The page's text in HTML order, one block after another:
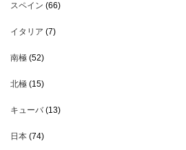
スペイン (66)
イタリア (7)
南極 (52)
北極 (15)
キューバ(13)
日本 (74)